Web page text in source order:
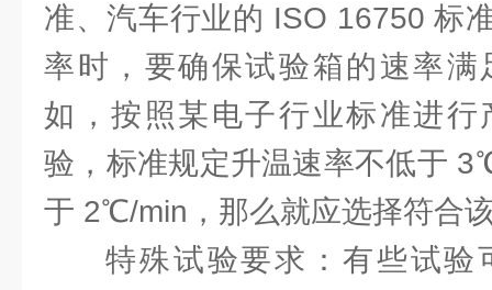
准、汽车行业的 ISO 16750 标
率时，要确保试验箱的速率满
如，按照某电子行业标准进行
验，标准规定升温速率不低于
于 2℃/min，那么就应选择符合
特殊试验要求：有些试验